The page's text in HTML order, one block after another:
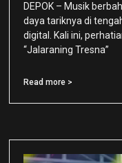
DEPOK – Musik
daya tariknya di
digital. Kali ini,
“Jalaraning Tresna”
Read more >